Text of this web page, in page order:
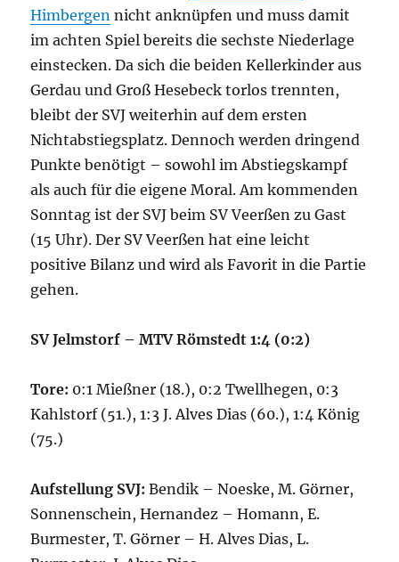
Himbergen nicht anknüpfen und muss damit
im achten Spiel bereits die sechste Niederlage
einstecken. Da sich die beiden Kellerkinder aus
Gerdau und Groß Hesebeck torlos trennten,
bleibt der SVJ weiterhin auf dem ersten
Nichtabstiegsplatz. Dennoch werden dringend
Punkte benötigt – sowohl im Abstiegskampf
als auch für die eigene Moral. Am kommenden
Sonntag ist der SVJ beim SV Veerßen zu Gast
(15 Uhr). Der SV Veerßen hat eine leicht
positive Bilanz und wird als Favorit in die Partie
gehen.
SV Jelmstorf – MTV Römstedt 1:4 (0:2)
Tore: 0:1 Mießner (18.), 0:2 Twellhegen, 0:3
Kahlstorf (51.), 1:3 J. Alves Dias (60.), 1:4 König
(75.)
Aufstellung SVJ: Bendik – Noeske, M. Görner,
Sonnenschein, Hernandez – Homann, E.
Burmester, T. Görner – H. Alves Dias, L.